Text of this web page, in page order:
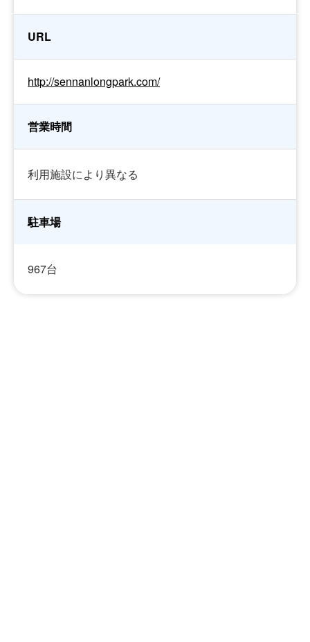
URL
http://sennanlongpark.com/
営業時間
利用施設により異なる
駐車場
967台